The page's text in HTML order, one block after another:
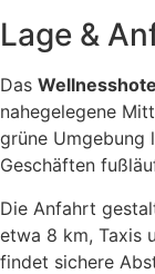
Lage &
Das
nahegelegene
grüne Umgebung
Geschäften
Die Anfahrt
etwa 8 km, Taxis
findet sichere